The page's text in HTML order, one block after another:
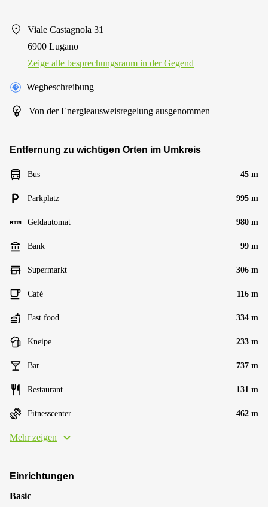
Viale Castagnola 31
6900 Lugano
Zeige alle besprechungsraum in der Gegend
Wegbeschreibung
Von der Energieausweisregelung ausgenommen
Entfernung zu wichtigen Orten im Umkreis
Bus 45 m
Parkplatz 995 m
Geldautomat 980 m
Bank 99 m
Supermarkt 306 m
Café 116 m
Fast food 334 m
Kneipe 233 m
Bar 737 m
Restaurant 131 m
Fitnesscenter 462 m
Mehr zeigen
Einrichtungen
Basic